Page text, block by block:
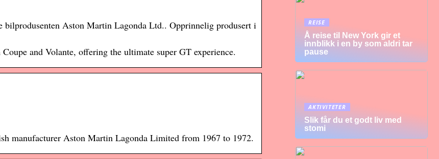
Aston Martin Lagonda Ltd.. Opprinnelig produsert i
and Volante, offering the ultimate super GT experience.
manufacturer Aston Martin Lagonda Limited from 1967 to 1972.
REISE
Å reise til New York gir et
innblikk i en by som aldri tar
pause
AKTIVITETER
Slik får du et godt liv med
stomi